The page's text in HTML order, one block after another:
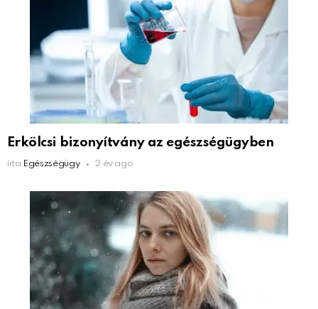
Erkölcsi bizonyítvány az egészségügyben
írta Egészségügy 2 év ago